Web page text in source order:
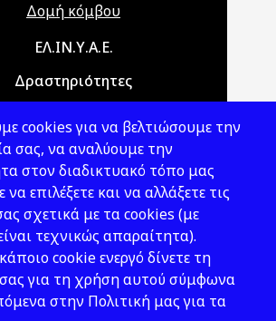
Δομή κόμβου
ΕΛ.ΙΝ.Υ.Α.Ε.
Δραστηριότητες
Νομοθεσία
Εκδόσεις
Νέα - Εκδηλώσεις
μας
cookies για να βελτιώσουμε την
σας, να αναλύουμε την
στον διαδικτυακό τόπο μας
επιλέξετε και να αλλάξετε τις
σχετικά με τα cookies (με
τεχνικώς απαραίτητα).
cookie ενεργό δίνετε τη
για τη χρήση αυτού σύμφωνα
στην Πολιτική μας για τα